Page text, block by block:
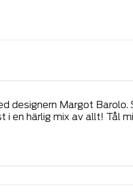
designern Margot Barolo.
en härlig mix av allt! Tål